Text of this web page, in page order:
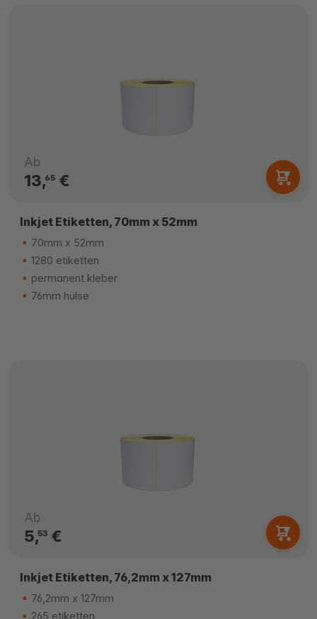
Ab
13,65€
Inkjet Etiketten, 70mm x 52mm
70mm x 52mm
1280 etiketten
permanent kleber
76mm hülse
Ab
5,53€
Inkjet Etiketten, 76,2mm x 127mm
76,2mm x 127mm
265 etiketten